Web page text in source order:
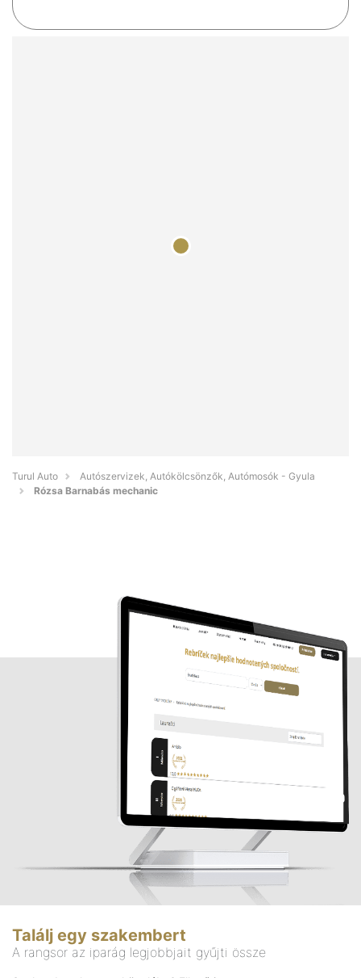
Turul Auto
Autószervizek, Autókölcsönzők, Autómosók - Gyula
Rózsa Barnabás mechanic
Találj egy szakembert
A rangsor az iparág legjobbjait gyűjti össze